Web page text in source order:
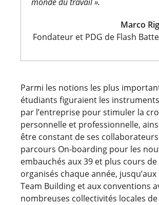
monde du travail ».
Marco
Fondateur et PDG de Flash
Parmi les notions les plus
étudiants figuraient les
par l’entreprise pour stimuler la
personnelle et professionnelle,
être constant de ses collaborateurs
parcours On-boarding pour les
embauchés aux 39 et plus cours
organisés chaque année,
Team Building et aux conventions
nombreuses collectivités locales